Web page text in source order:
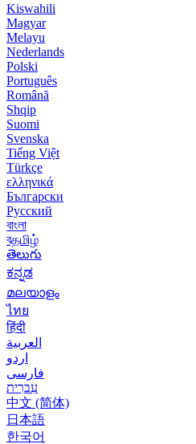
Kiswahili
Magyar
Melayu
Nederlands
Polski
Português
Română
Shqip
Suomi
Svenska
Tiếng Việt
Türkçe
ελληνικά
Български
Русский
বাংলা
বதமிழ்
తెలుగు
ಕನ್ನಡ
മലയാളം
ไทย
हिंदी
العربية
اردو
فارسی
עִברִית
中文 (简体)
日本語
한국어